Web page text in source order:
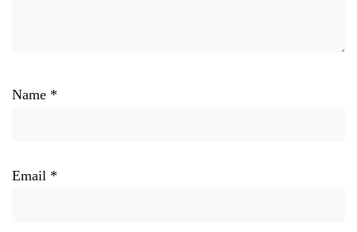
Name *
Email *